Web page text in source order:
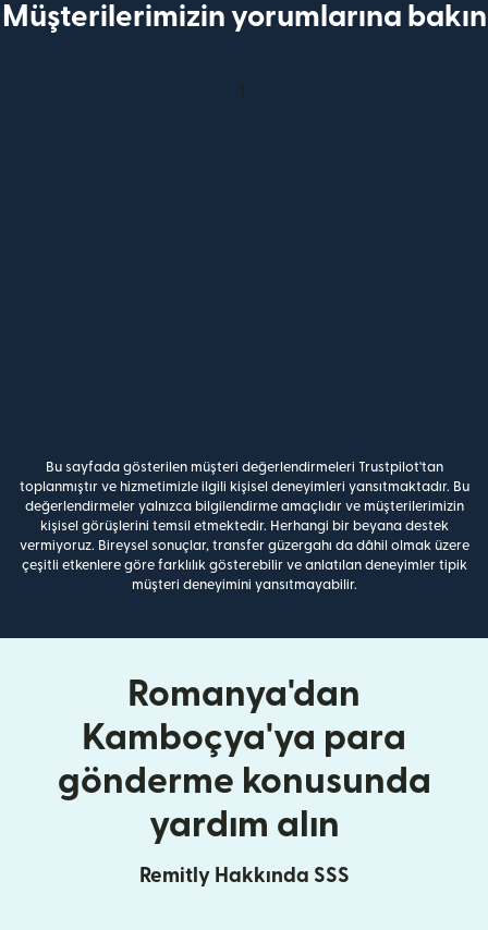
Müşterilerimizin yorumlarına bakın
Bu sayfada gösterilen müşteri değerlendirmeleri Trustpilot'tan
toplanmıştır ve hizmetimizle ilgili kişisel deneyimleri yansıtmaktadır. Bu
değerlendirmeler yalnızca bilgilendirme amaçlıdır ve müşterilerimizin
kişisel görüşlerini temsil etmektedir. Herhangi bir beyana destek
vermiyoruz. Bireysel sonuçlar, transfer güzergahı da dâhil olmak üzere
çeşitli etkenlere göre farklılık gösterebilir ve anlatılan deneyimler tipik
müşteri deneyimini yansıtmayabilir.
Romanya'dan
Kamboçya'ya para
gönderme konusunda
yardım alın
Remitly Hakkında SSS